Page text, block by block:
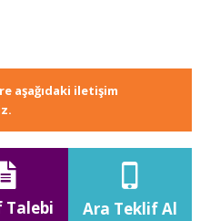
aşağıdaki iletişim
Talebi Ara Teklif Al